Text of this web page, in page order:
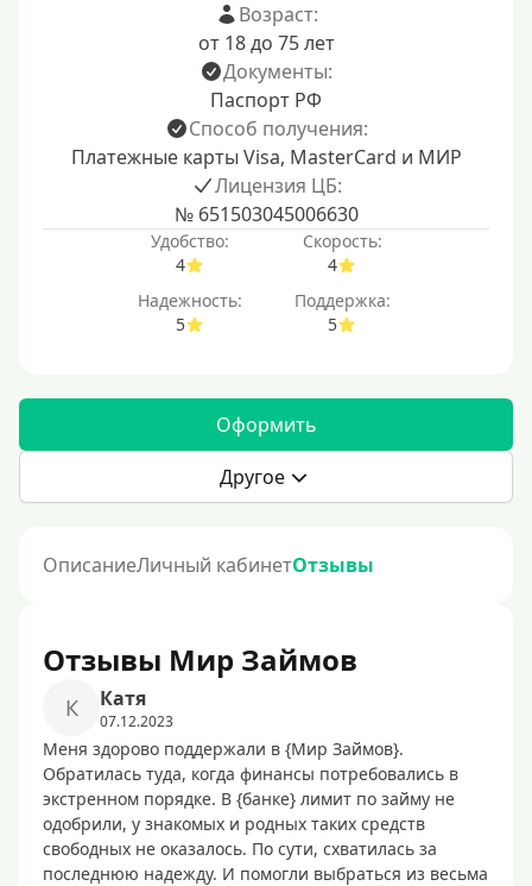
Возраст:
от 18 до 75 лет
Документы:
Паспорт РФ
Способ получения:
Платежные карты Visa, MasterCard и МИР
Лицензия ЦБ:
№ 651503045006630
Удобство:
4
Скорость:
4
Надежность:
5
Поддержка:
5
Оформить
Другое
ОписаниеЛичный кабинетОтзывы
Отзывы Мир Займов
К Кaтя
07.12.2023
Меня здорово поддержали в {Мир Займов}.
Обратилась туда, когда финансы потребовались в
экстренном порядке. В {банке} лимит по займу не
одобрили, у знакомых и родных таких средств
свободных не оказалось. По сути, схватилась за
последнюю надежду. И помогли выбраться из весьма